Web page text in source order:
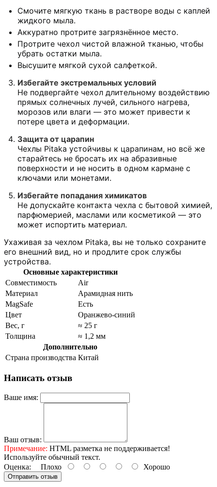
Смочите мягкую ткань в растворе воды с каплей
жидкого мыла.
Аккуратно протрите загрязнённое место.
Протрите чехол чистой влажной тканью, чтобы
убрать остатки мыла.
Высушите мягкой сухой салфеткой.
Избегайте экстремальных условий
Не подвергайте чехол длительному воздействию
прямых солнечных лучей, сильного нагрева,
морозов или влаги — это может привести к
потере цвета и деформации.
Защита от царапин
Чехлы Pitaka устойчивы к царапинам, но всё же
старайтесь не бросать их на абразивные
поверхности и не носить в одном кармане с
ключами или монетами.
Избегайте попадания химикатов
Не допускайте контакта чехла с бытовой химией,
парфюмерией, маслами или косметикой — это
может испортить материал.
Ухаживая за чехлом Pitaka, вы не только сохраните
его внешний вид, но и продлите срок службы
устройства.
Основные характеристики
Совместимость
Air
Материал
Арамидная нить
MagSafe
Есть
Цвет
Оранжево-синий
Вес, г
≈ 25 г
Толщина
≈ 1,2 мм
Дополнительно
Страна производства Китай
Написать отзыв
Ваше имя:
Ваш отзыв:
Примечание: HTML разметка не поддерживается!
Используйте обычный текст.
Оценка: Плохо Хорошо
Отправить отзыв